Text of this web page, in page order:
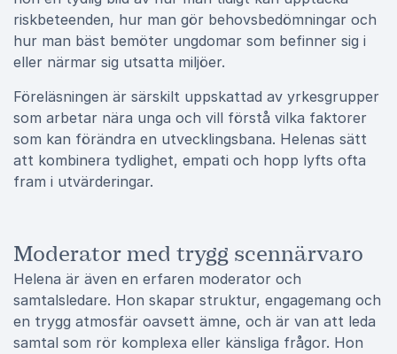
riskbeteenden, hur man gör behovsbedömningar och
hur man bäst bemöter ungdomar som befinner sig i
eller närmar sig utsatta miljöer.
Föreläsningen är särskilt uppskattad av yrkesgrupper
som arbetar nära unga och vill förstå vilka faktorer
som kan förändra en utvecklingsbana. Helenas sätt
att kombinera tydlighet, empati och hopp lyfts ofta
fram i utvärderingar.
Moderator med trygg scennärvaro
Helena är även en erfaren moderator och
samtalsledare. Hon skapar struktur, engagemang och
en trygg atmosfär oavsett ämne, och är van att leda
samtal som rör komplexa eller känsliga frågor. Hon